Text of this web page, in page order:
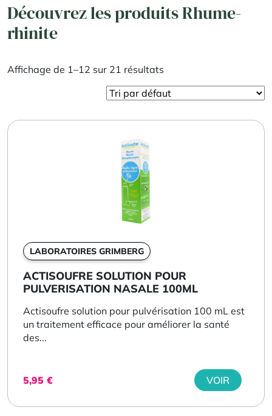
Découvrez les produits Rhume-
rhinite
Affichage de 1–12 sur 21 résultats
LABORATOIRES GRIMBERG
ACTISOUFRE SOLUTION POUR
PULVERISATION NASALE 100ML
Actisoufre solution pour pulvérisation 100 mL est
un traitement efficace pour améliorer la santé
des...
5,95 € VOIR